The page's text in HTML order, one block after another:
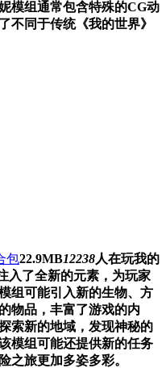
模组通常包含特殊的CG动
不同于传统《我的世界》
包22.9MB12238人在玩我的
入了全新的元素，为玩家
组可能引入新的生物、方
物品，丰富了游戏的内
索新的地域，发现神秘的
模组可能还提供新的任务
之旅更加多姿多彩。